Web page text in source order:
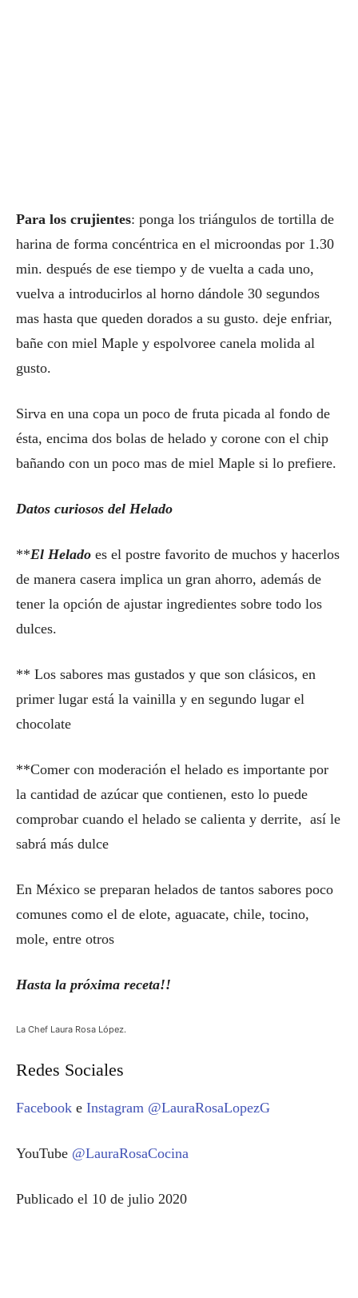
Para los crujientes: ponga los triángulos de tortilla de
harina de forma concéntrica en el microondas por 1.30
min. después de ese tiempo y de vuelta a cada uno,
vuelva a introducirlos al horno dándole 30 segundos
mas hasta que queden dorados a su gusto. deje enfriar,
bañe con miel Maple y espolvoree canela molida al
gusto.
Sirva en una copa un poco de fruta picada al fondo de
ésta, encima dos bolas de helado y corone con el chip
bañando con un poco mas de miel Maple si lo prefiere.
Datos curiosos del Helado
**El Helado es el postre favorito de muchos y hacerlos
de manera casera implica un gran ahorro, además de
tener la opción de ajustar ingredientes sobre todo los
dulces.
** Los sabores mas gustados y que son clásicos, en
primer lugar está la vainilla y en segundo lugar el
chocolate
**Comer con moderación el helado es importante por
la cantidad de azúcar que contienen, esto lo puede
comprobar cuando el helado se calienta y derrite, así le
sabrá más dulce
En México se preparan helados de tantos sabores poco
comunes como el de elote, aguacate, chile, tocino,
mole, entre otros
Hasta la próxima receta!!
La Chef Laura Rosa López.
Redes Sociales
Facebook e Instagram @LauraRosaLopezG
YouTube @LauraRosaCocina
Publicado el 10 de julio 2020